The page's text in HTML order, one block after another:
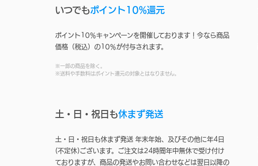
いつでもポイント10%還元
ポイント10％キャンペーンを開催しております！今なら商品
価格（税込）の10％が付与されます。
※一部の商品を除く。
※送料や手数料はポイント還元の対象とはなりません。
土・日・祝日も休まず発送
土・日・祝日も休まず発送 年末年始、及びその他に年4日
(不定休)ございます。ご注文は24時間年中無休で受け付け
ておりますが、商品の発送やお問い合わせなどは翌日以降の